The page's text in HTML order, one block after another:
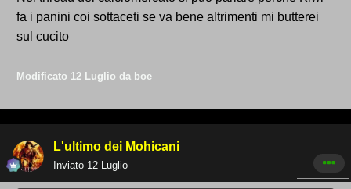
fa i panini coi sottaceti se va bene altrimenti mi butterei
sul cucito
Modificato 12 Luglio da boe
L'ultimo dei Mohicani
Inviato 12 Luglio